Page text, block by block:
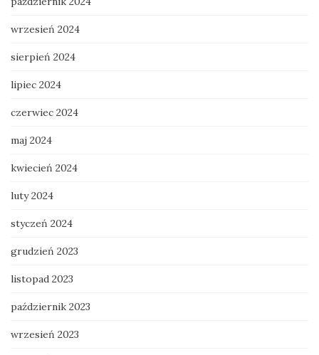
wrzesień 2024
sierpień 2024
lipiec 2024
czerwiec 2024
maj 2024
kwiecień 2024
luty 2024
styczeń 2024
grudzień 2023
listopad 2023
październik 2023
wrzesień 2023